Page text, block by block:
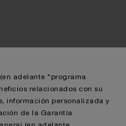
adelante "programa
relacionados con su
información personalizada y
de la Garantía